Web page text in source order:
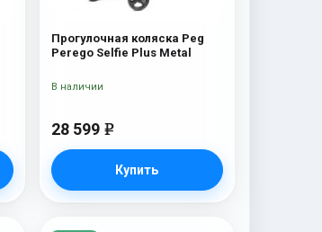
Прогулочная коляска Peg
Perego Selfie Plus Metal
28 599 e
Купить
В наличии